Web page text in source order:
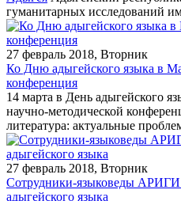
гуманитарных исследований
27 февраль 2018, Вторник
Ко Дню адыгейского языка в
конференция
14 марта в День адыгейского
научно-методической
литература: актуальные
27 февраль 2018, Вторник
Сотрудники-языковеды АРИГИ
адыгейского языка